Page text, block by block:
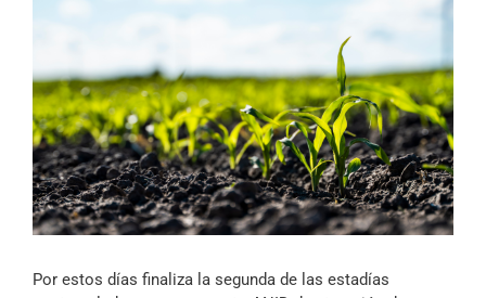
Reportajes
Columnas
Música Clásica
Especiales
grande
Por estos días finaliza la segunda de las estadías